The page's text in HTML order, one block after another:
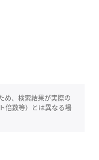
め、検索結果が実際の
倍数等）とは異なる場